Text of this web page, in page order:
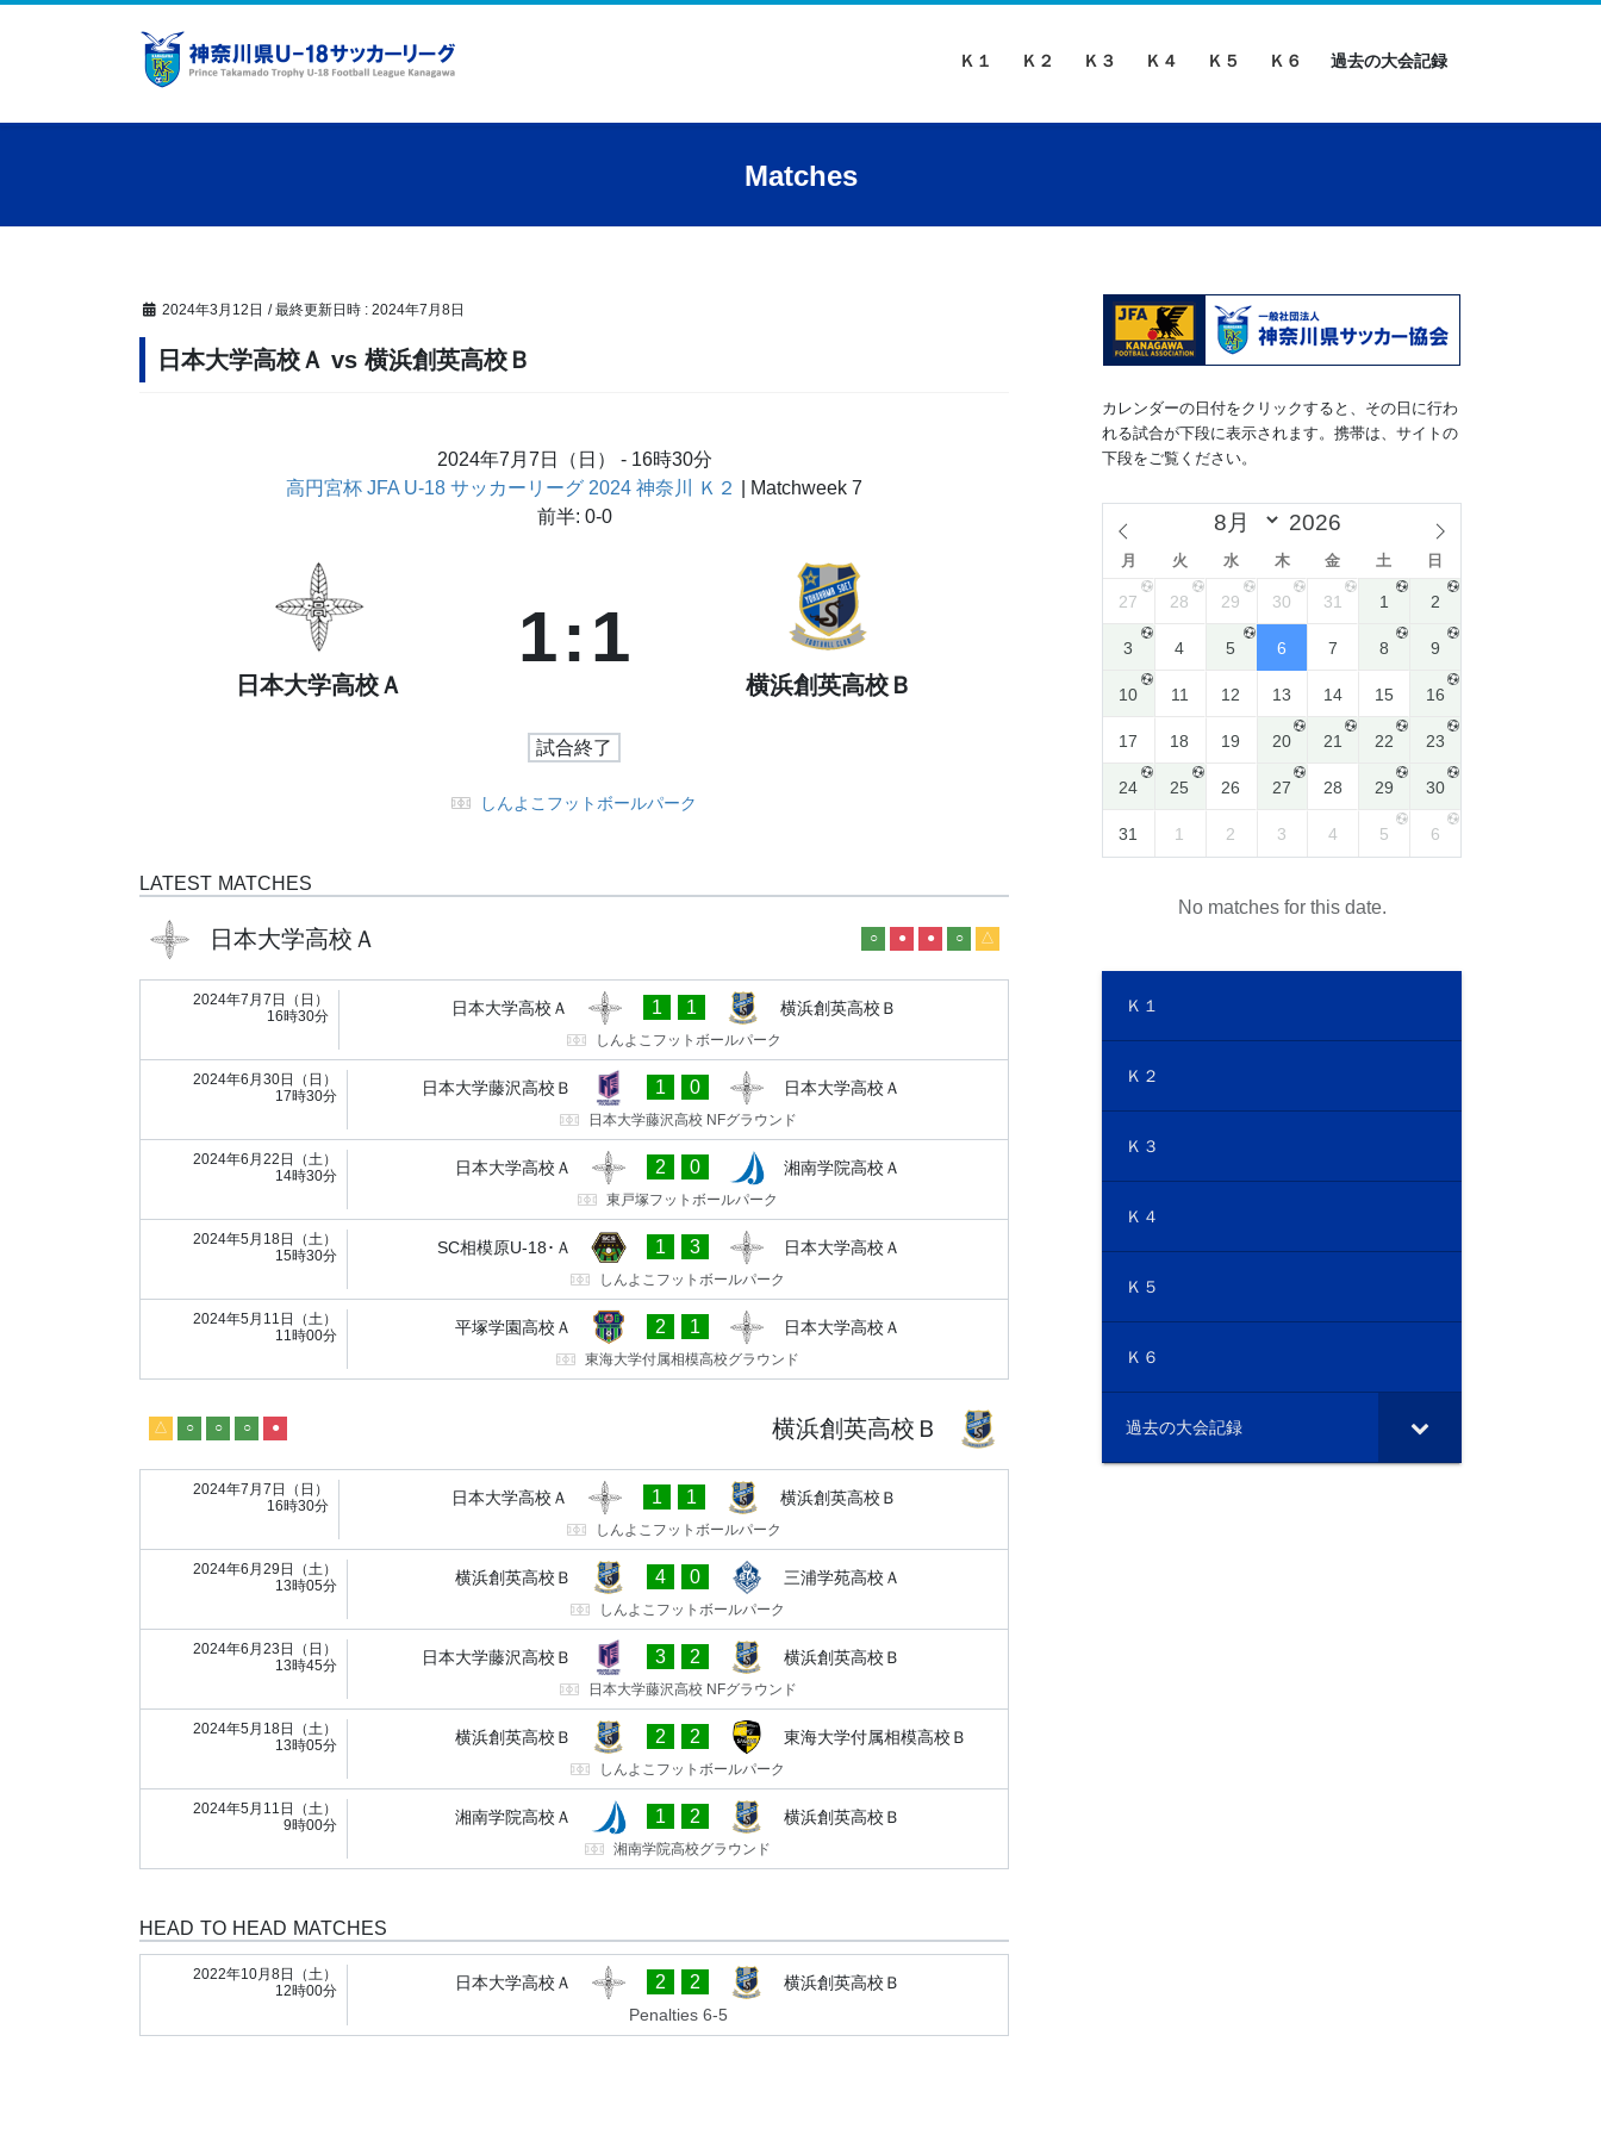
ツ
シ
Ｋ１ Ｋ２ Ｋ３ Ｋ４ Ｋ５ Ｋ６ 過去の大会記録
Matches
2024年3月12日 / 最終更新日時 : 2024年7月8日
日本大学高校Ａ vs 横浜創英高校Ｂ
2024年7月7日（日） - 16時30分
高円宮杯 JFA U-18 サッカーリーグ 2024 神奈川 Ｋ２
| Matchweek 7
前半: 0-0
日本大学高校Ａ
1:1
横浜創英高校Ｂ
試合終了
しんよこフットボールパーク
LATEST MATCHES
日本大学高校Ａ ○ ● ● ○ △
2024年7月7日（日）
16時30分
日本大学高校Ａ 1 1 横浜創英高校Ｂ
しんよこフットボールパーク
2024年6月30日（日）
17時30分
日本大学藤沢高校Ｂ 1 0 日本大学高校Ａ
日本大学藤沢高校 NFグラウンド
2024年6月22日（土）
14時30分
日本大学高校Ａ 2 0 湘南学院高校Ａ
東戸塚フットボールパーク
2024年5月18日（土）
15時30分
SC相模原U-18･Ａ 1 3 日本大学高校Ａ
しんよこフットボールパーク
2024年5月11日（土）
11時00分
平塚学園高校Ａ 2 1 日本大学高校Ａ
東海大学付属相模高校グラウンド
横浜創英高校Ｂ
△ ○ ○ ○ ●
2024年7月7日（日）
16時30分
日本大学高校Ａ 1 1 横浜創英高校Ｂ
しんよこフットボールパーク
2024年6月29日（土）
13時05分
横浜創英高校Ｂ 4 0 三浦学苑高校Ａ
しんよこフットボールパーク
2024年6月23日（日）
13時45分
日本大学藤沢高校Ｂ 3 2 横浜創英高校Ｂ
日本大学藤沢高校 NFグラウンド
2024年5月18日（土）
13時05分
横浜創英高校Ｂ 2 2 東海大学付属相模高校Ｂ
しんよこフットボールパーク
2024年5月11日（土）
9時00分
湘南学院高校Ａ 1 2 横浜創英高校Ｂ
湘南学院高校グラウンド
HEAD TO HEAD MATCHES
2022年10月8日（土）
12時00分
日本大学高校Ａ 2 2
横浜創英高校Ｂ
Penalties 6-5
カレンダーの日付をクリックすると、その日に行わ
れる試合が下段に表示されます。携帯は、サイトの
下段をご覧ください。
月 火 水 木 金 土 日
27 28 29 30 31 1 2
3 4 5 6 7 8 9
10 11 12 13 14 15 16
17 18 19 20 21 22 23
24 25 26 27 28 29 30
31 1 2 3 4 5 6
No matches for this date.
Ｋ１
Ｋ２
Ｋ３
Ｋ４
Ｋ５
Ｋ６
過去の大会記録